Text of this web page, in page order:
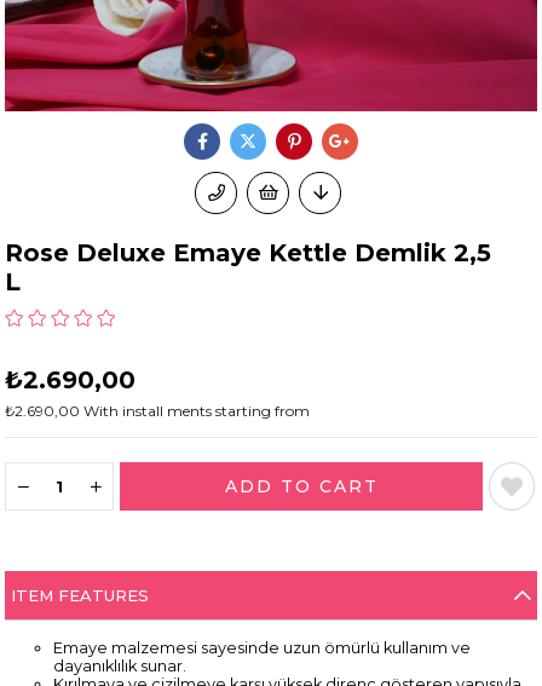
Rose Deluxe Emaye Kettle Demlik 2,5
L
₺2.690,00
₺2.690,00 With install ments starting from
ITEM FEATURES
Emaye malzemesi sayesinde uzun ömürlü kullanım ve
dayanıklılık sunar.